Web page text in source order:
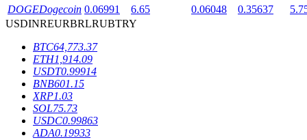
BTR Kilitleme
BTR sahiplerine özel yatırımlar
DOGEDogecoin 0.06991 6.65 0.06048 0.35637
USDINREURBRLRUBTRY
BTC64,773.37
ETH1,914.09
USDT0.99914
BNB601.15
XRP1.03
SOL75.73
USDC0.99863
ADA0.19933